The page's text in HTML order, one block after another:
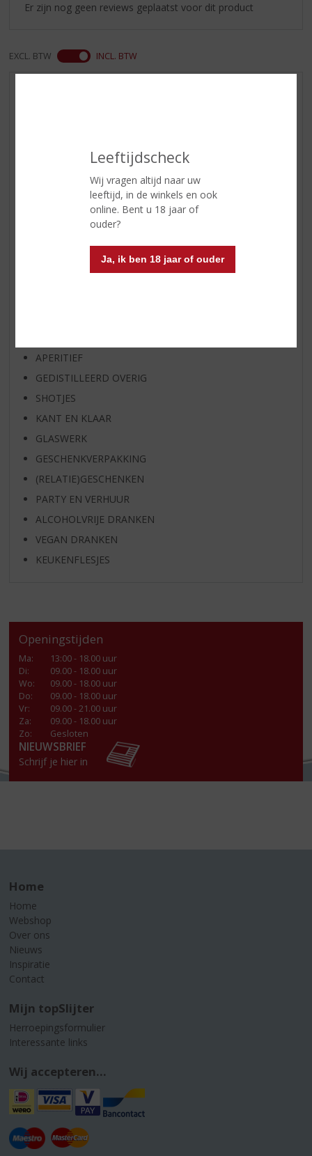
Leeftijdscheck
Wij vragen altijd naar uw
leeftijd, in de winkels en ook
online. Bent u 18 jaar of
ouder?
Ja, ik ben 18 jaar of ouder
Er zijn nog geen reviews geplaatst voor dit product
EXCL. BTW INCL. BTW
RUM VAN DE MAAND
BIER VAN DE MAAND
SPIRIT VAN DE MAAND
EXCLUSIEF TOPSLIJTER
BIER SPECIALS
HUISSPECIALITEITEN
APERITIEF
GEDISTILLEERD OVERIG
SHOTJES
KANT EN KLAAR
GLASWERK
GESCHENKVERPAKKING
(RELATIE)GESCHENKEN
PARTY EN VERHUUR
ALCOHOLVRIJE DRANKEN
VEGAN DRANKEN
KEUKENFLESJES
Openingstijden
Ma:
13:00 - 18.00 uur
Di:
09.00 - 18.00 uur
Wo:
09.00 - 18.00 uur
Do:
09.00 - 18.00 uur
Vr:
09.00 - 21.00 uur
Za:
09.00 - 18.00 uur
Zo:
Gesloten
NIEUWSBRIEF
Schrijf je hier in
Home
Home
Webshop
Over ons
Nieuws
Inspiratie
Contact
Mijn topSlijter
Herroepingsformulier
Interessante links
Wij accepteren...